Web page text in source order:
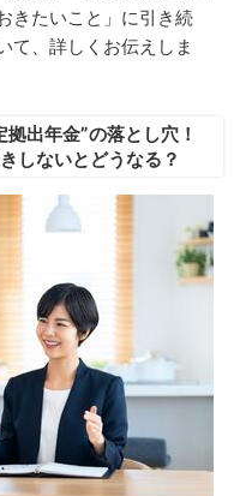
きたいこと」に引き続
て、詳しくお伝えしま
拠出年金”の落とし穴！
しないとどうなる？